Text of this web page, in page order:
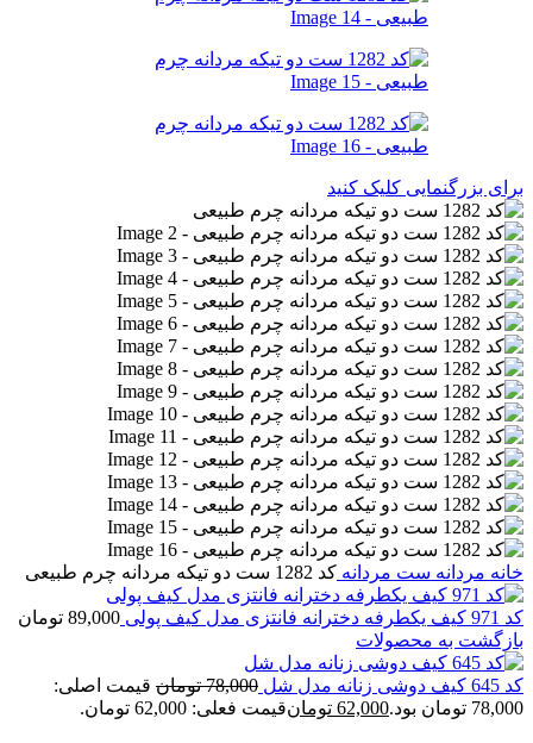
برای بزرگنمایی کلیک کنید
خانه مردانه ست مردانه کد 1282 ست دو تیکه مردانه چرم طبیعی
کد 971 کیف یکطرفه دخترانه فانتزی مدل کیف پولی 89,000 تومان
بازگشت به محصولات
کد 645 کیف دوشی زنانه مدل شل 78,000 تومان قیمت اصلی:
78,000 تومان بود.
62,000 تومانقیمت فعلی: 62,000 تومان.